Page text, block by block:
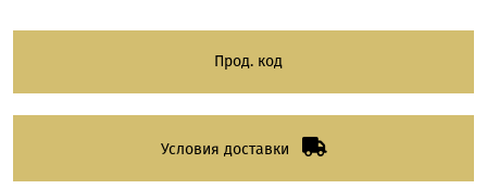
Прод. код
Условия доставки